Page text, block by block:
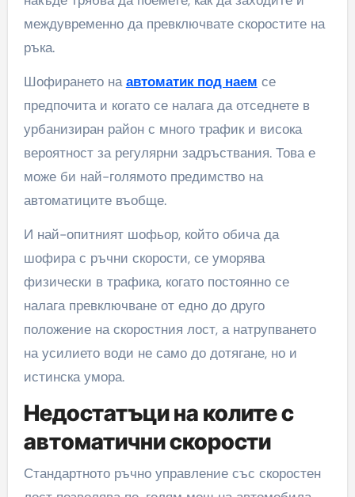
междувременно да превключвате скоростите на
ръка.
Шофирането наавтоматик под наем се
предпочита и когато се налага да отседнете в
урбанизиран район с много трафик и висока
вероятност за регулярни задръствания. Това е
може би най-голямото предимство на
автоматиците въобще.
И най-опитният шофьор, който обича да
шофира с ръчни скорости, се уморява
физически в трафика, когато постоянно се
налага превключване от едно до друго
положение на скоростния лост, а натрупването
на усилието води не само до дотягане, но и
истинска умора.
Недостатъци на колите с
автоматични скорости
Стандартното ръчно управление със скоростен